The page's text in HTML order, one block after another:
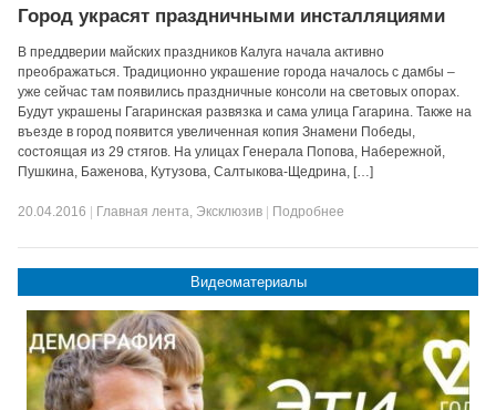
Город украсят праздничными инсталляциями
В преддверии майских праздников Калуга начала активно
преображаться. Традиционно украшение города началось с дамбы –
уже сейчас там появились праздничные консоли на световых опорах.
Будут украшены Гагаринская развязка и сама улица Гагарина. Также на
въезде в город появится увеличенная копия Знамени Победы,
состоящая из 29 стягов. На улицах Генерала Попова, Набережной,
Пушкина, Баженова, Кутузова, Салтыкова-Щедрина, […]
20.04.2016 Главная лента, Эксклюзив Подробнее
Видеоматериалы